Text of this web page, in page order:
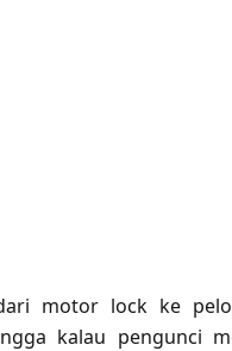
motor lock ke
kalau pengunci